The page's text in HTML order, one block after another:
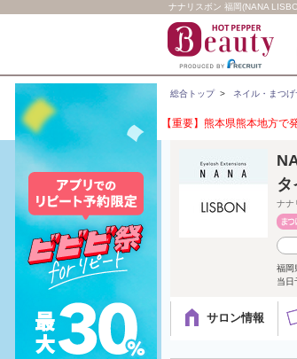
ナナリスボン 福岡(NANA
総合トップ> ネイル・まつ
【重要】熊本県熊本地方
ナ
福岡
当
サロン情報